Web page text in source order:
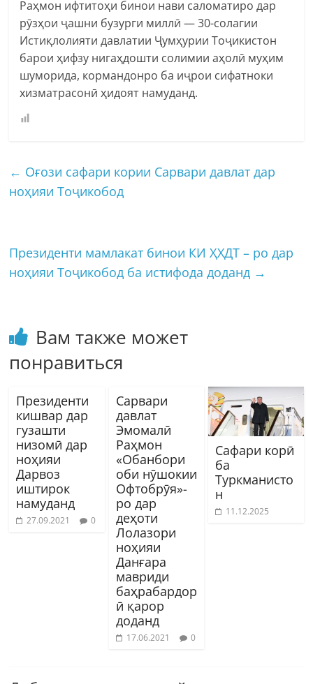
Раҳмон ифтитоҳи бинои нави саломатиро дар
рӯзҳои ҷашни бузурги миллӣ — 30-солагии
Истиқлолияти давлатии Ҷумҳурии Тоҷикистон
барои ҳифзу нигаҳдошти солимии аҳолӣ муҳим
шуморида, кормандонро ба иҷрои сифатноки
хизматрасонӣ ҳидоят намуданд.
← Оғози сафари кории Сарвари давлат дар
ноҳияи Тоҷикобод
Президенти мамлакат бинои КИ ҲХДТ – ро дар
ноҳияи Тоҷикобод ба истифода доданд →
Вам также может
понравиться
Президенти
кишвар дар
гузашти
низомӣ дар
ноҳияи
Дарвоз
иштирок
намуданд
27.09.2021 0
Сарвари
давлат
Эмомалӣ
Раҳмон
«Обанбори
оби нӯшокии
Офтобрӯя»-
ро дар
деҳоти
Лолазори
ноҳияи
Данғара
мавриди
баҳрабардор
ӣ қарор
доданд
17.06.2021 0
Сафари корӣ
ба
Туркманисто
н
11.12.2025